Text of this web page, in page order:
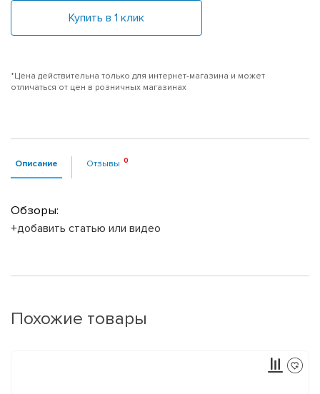
Купить в 1 клик
*Цена действительна только для интернет-магазина и может
отличаться от цен в розничных магазинах
Описание Отзывы
Обзоры:
+добавить статью или видео
Похожие товары